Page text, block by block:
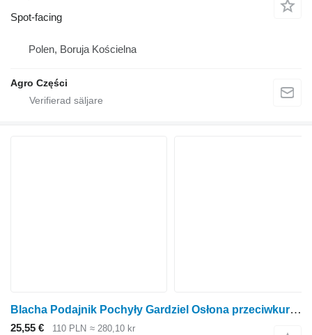
Spot-facing
Polen, Boruja Kościelna
Agro Części
Blacha Podajnik Pochyły Gardziel Osłona przeciwkurzowa spot-facing till Claas Lexion skördetröska
25,55 € 110 PLN ≈ 280,10 kr